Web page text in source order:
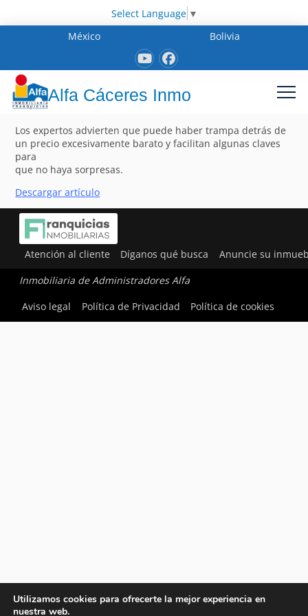
Select Language ▼
México
Bolivia
Alfa Cáceres Inmo
Los expertos advierten que puede haber trampa detrás de
un precio excesivamente barato y facilitan algunas claves
para
que no haya sorpresas.
Descargar artículo
Atención al cliente Díganos qué busca Anuncie su
Inmobiliaria de Administradores Alfa
Aviso legal
Política de Privacidad Política de cookies
Utilizamos cookies para ofrecerte la mejor experiencia en
nuestra web.